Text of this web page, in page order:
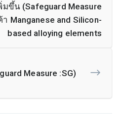
มขึ้น (Safeguard Measure
Manganese and Silicon-
based alloying elements
Measure :SG)